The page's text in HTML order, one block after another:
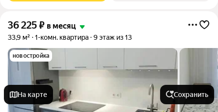
36 225₽ в месяц
33,9 м² 1-комн. квартира 9 этаж из 13
новостройка
На карте Сохранить